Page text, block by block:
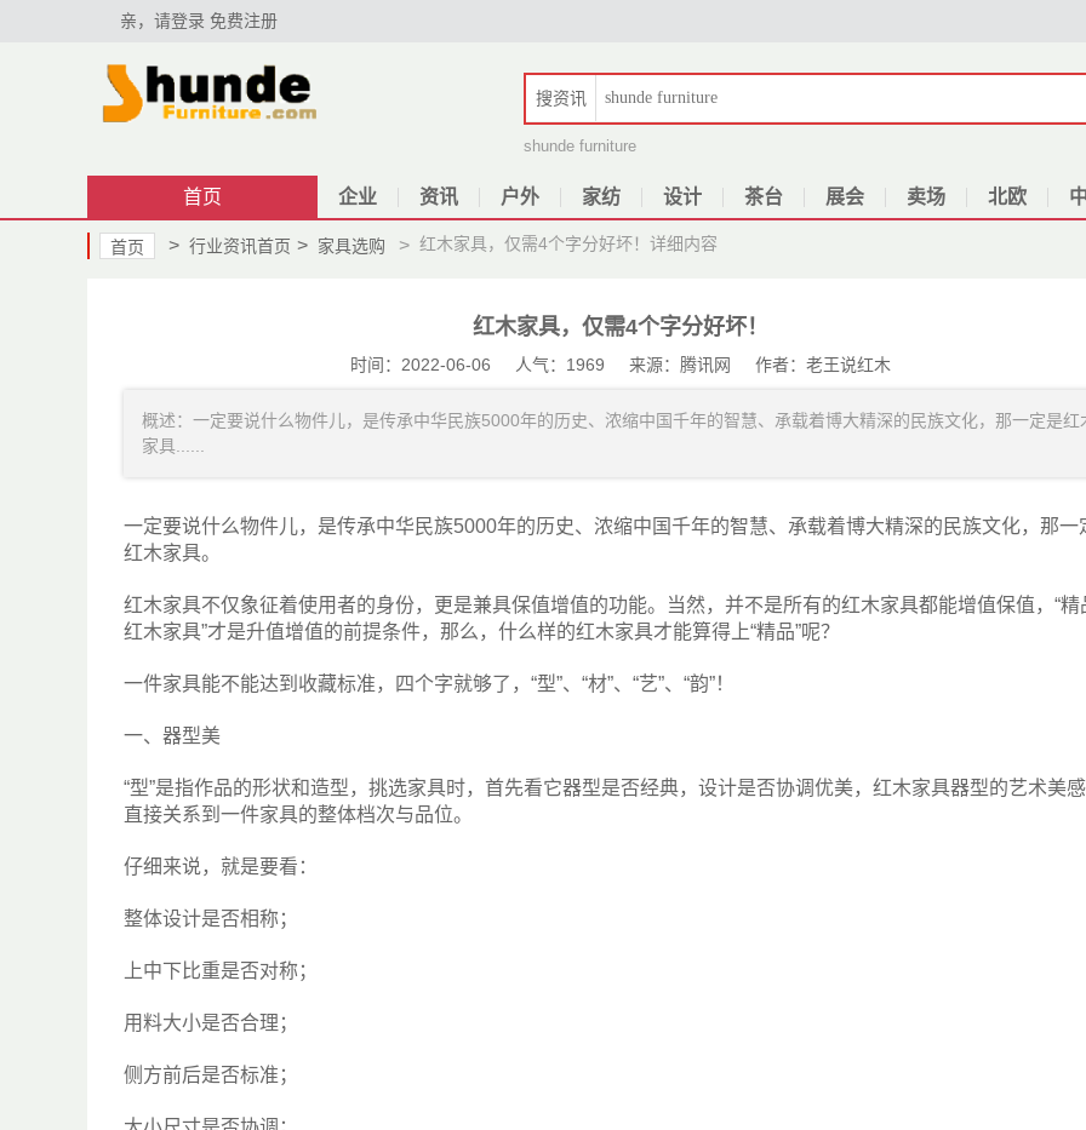
亲，请登录 免费注册
搜资讯
shunde furniture
首页 企业 资讯 户外 家纺 设计 茶台 展会 卖场 北欧
首页 > 行业资讯首页 > 家具选购 > 红木家具，仅需4个字分好坏！ 详细内容
红木家具，仅需4个字分好坏！
时间：2022-06-06 人气：1969 来源：腾讯网 作者：老王说红木
概述：一定要说什么物件儿，是传承中华民族5000年的历史、浓缩中国千年的智慧、承载着博大精深的民族文化，那一定是红
家具......
一定要说什么物件儿，是传承中华民族5000年的历史、浓缩中国千年的智慧、承载着博大精深的民族文化，那一
红木家具。
红木家具不仅象征着使用者的身份，更是兼具保值增值的功能。当然，并不是所有的红木家具都能增值保值，“精
红木家具”才是升值增值的前提条件，那么，什么样的红木家具才能算得上“精品”呢？
一件家具能不能达到收藏标准，四个字就够了，“型”、“材”、“艺”、“韵”！
一、器型美
“型”是指作品的形状和造型，挑选家具时，首先看它器型是否经典，设计是否协调优美，红木家具器型的艺术美感
直接关系到一件家具的整体档次与品位。
仔细来说，就是要看：
整体设计是否相称；
上中下比重是否对称；
用料大小是否合理；
侧方前后是否标准；